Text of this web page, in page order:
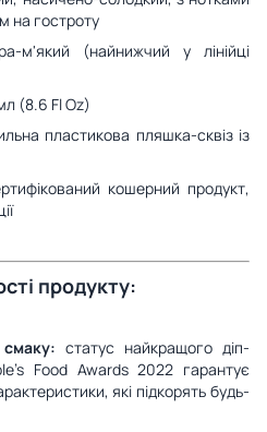
на гостроту
м'який (найнижчий у лінійці
(8.6 Fl Oz)
пластикова пляшка-сквіз із
кошерний продукт,
продукту:
статус найкращого діп-
Food Awards 2022 гарантує
які підкорять будь-